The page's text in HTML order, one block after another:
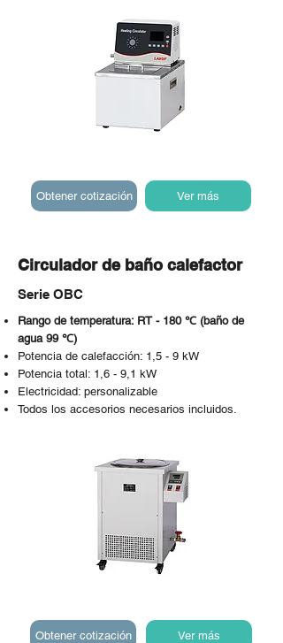
Obtener cotización Ver más
Circulador de baño calefactor
Serie OBC
Rango de temperatura: RT - 180 ℃ (baño de
agua 99 ℃)
Potencia de calefacción: 1,5 - 9 kW
Potencia total: 1,6 - 9,1 kW
Electricidad: personalizable
Todos los accesorios necesarios incluidos.
Obtener cotización Ver más